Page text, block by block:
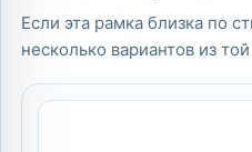
Если эта рамка близка по
несколько вариантов из